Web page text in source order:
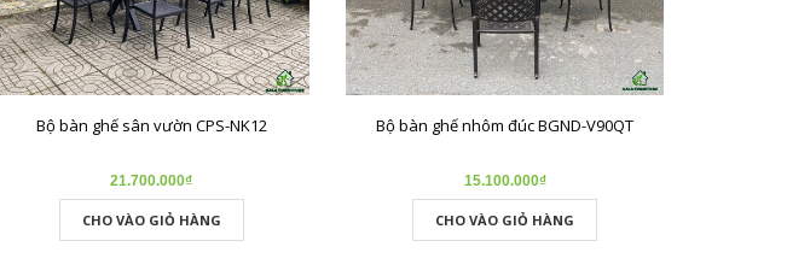
Bộ bàn ghế sân vườn CPS-NK12
21.700.000₫
CHO VÀO GIỎ HÀNG
Bộ bàn ghế nhôm đúc BGND-V90QT
15.100.000₫
CHO VÀO GIỎ HÀNG